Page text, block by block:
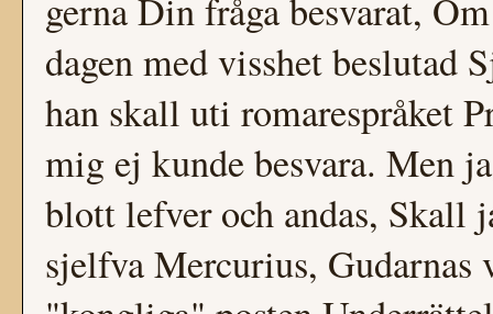
gerna Din fråga besvarat,
dagen med visshet beslutad
han skall uti romarespråket
mig ej kunde besvara. Men
blott lefver och andas, Skall
sjelfva Mercurius, Gudarnas